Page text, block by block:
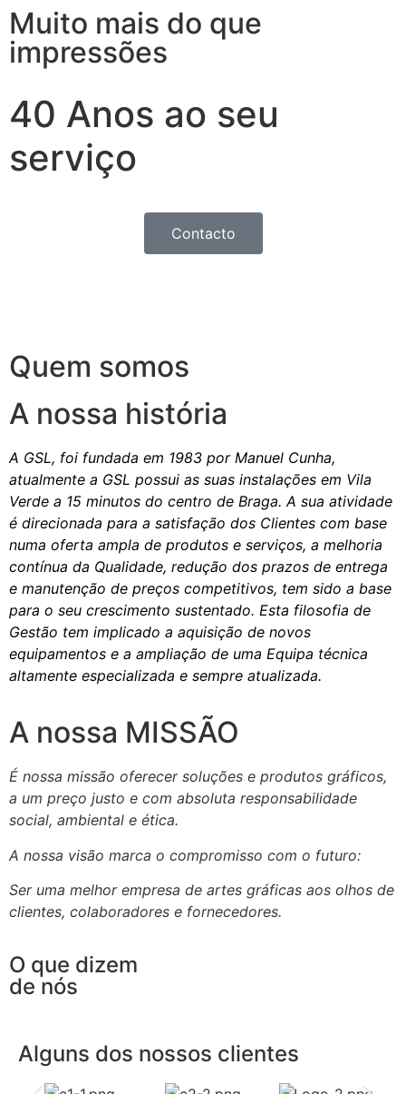
Muito mais do que
impressões
40 Anos ao seu
serviço
Contacto
Quem somos
A nossa história
A GSL, foi fundada em 1983 por Manuel Cunha,
atualmente a GSL possui as suas instalações em Vila
Verde a 15 minutos do centro de Braga. A sua atividade
é direcionada para a satisfação dos Clientes com base
numa oferta ampla de produtos e serviços, a melhoria
contínua da Qualidade, redução dos prazos de entrega
e manutenção de preços competitivos, tem sido a base
para o seu crescimento sustentado. Esta filosofia de
Gestão tem implicado a aquisição de novos
equipamentos e a ampliação de uma Equipa técnica
altamente especializada e sempre atualizada.
A nossa MISSÃO
É nossa missão oferecer soluções e produtos gráficos,
a um preço justo e com absoluta responsabilidade
social, ambiental e ética.
A nossa visão marca o compromisso com o futuro:
Ser uma melhor empresa de artes gráficas aos olhos de
clientes, colaboradores e fornecedores.
O que dizem
de nós
Alguns dos nossos clientes